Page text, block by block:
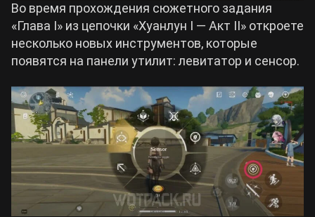
Во время прохождения сюжетного задания
«Глава I» из цепочки «Хуанлун I — Акт II» откроете
несколько новых инструментов, которые
появятся на панели утилит: левитатор и сенсор.